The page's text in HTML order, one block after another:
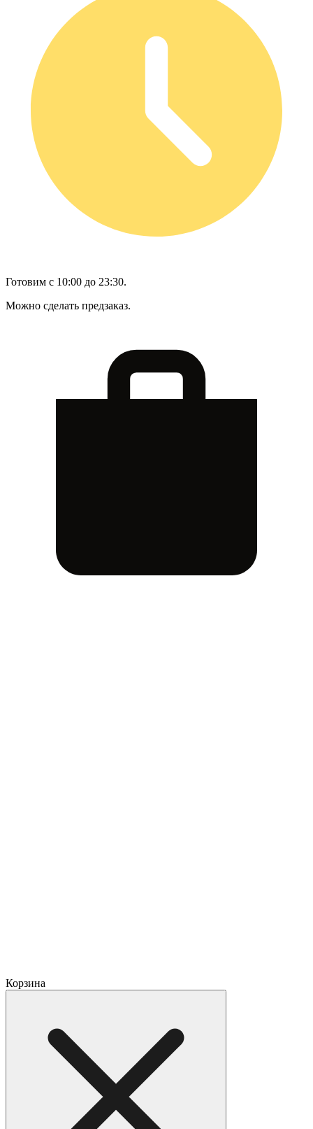
Готовим с 10:00 до 23:30.
Можно сделать предзаказ.
Корзина